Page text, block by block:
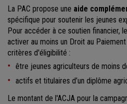
La PAC propose une aide
spécifique pour soutenir les jeunes
Pour accéder à ce soutien financier,
activer au moins un Droit au
critères d'éligibilité :
être jeunes agriculteurs de moins
actifs et titulaires d’un diplôme
Le montant de l'ACJA pour la